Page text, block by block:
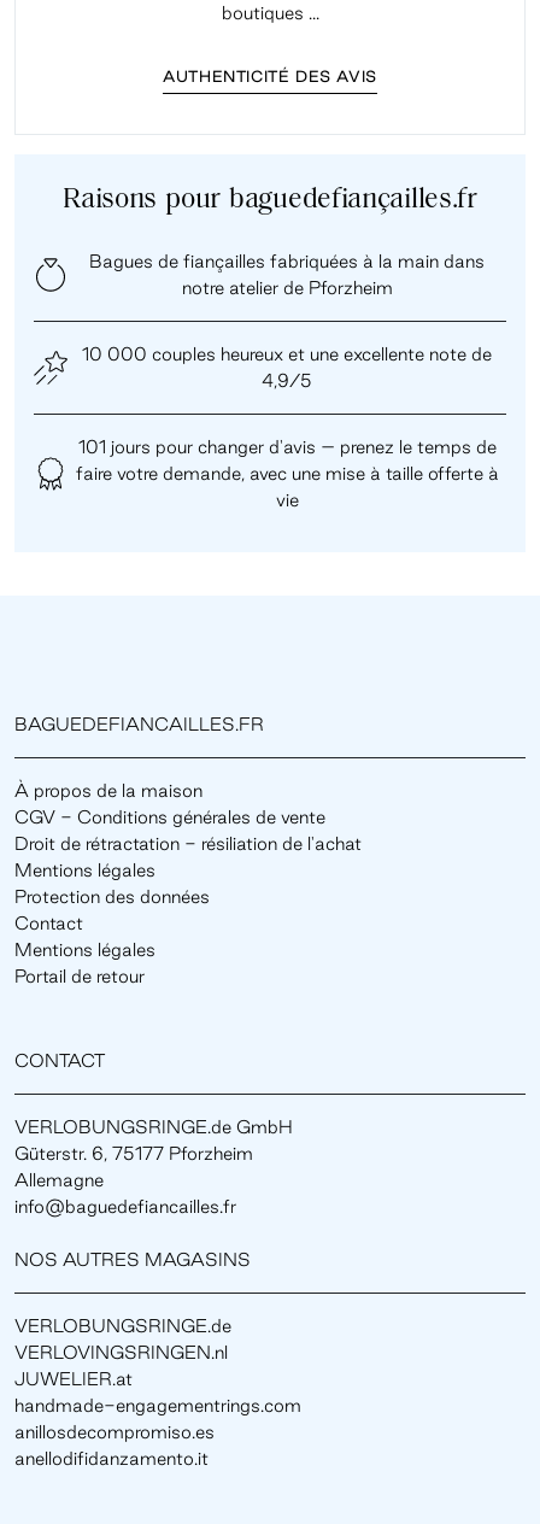
boutiques ...
AUTHENTICITÉ DES AVIS
Raisons pour baguedefiançailles.fr
Bagues de fiançailles fabriquées à la main dans
notre atelier de Pforzheim
10 000 couples heureux et une excellente note de
4,9/5
101 jours pour changer d'avis – prenez le temps de
faire votre demande, avec une mise à taille offerte à
vie
BAGUEDEFIANCAILLES.FR
À propos de la maison
CGV - Conditions générales de vente
Droit de rétractation - résiliation de l'achat
Mentions légales
Protection des données
Contact
Mentions légales
Portail de retour
CONTACT
VERLOBUNGSRINGE.de GmbH
Güterstr. 6, 75177 Pforzheim
Allemagne
info@baguedefiancailles.fr
NOS AUTRES MAGASINS
VERLOBUNGSRINGE.de
VERLOVINGSRINGEN.nl
JUWELIER.at
handmade-engagementrings.com
anillosdecompromiso.es
anellodifidanzamento.it